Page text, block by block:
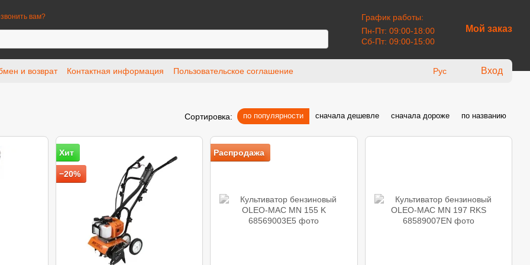
вам?
График работы:
Пн-Пт: 09:00-18:00
Сб-Пт: 09:00-15:00
Мой заказ
и возврат Контактная информация
Пользовательское соглашение
Рус Вход
Сортировка: по популярности сначала дешевле сначала дороже по названию
Хит
−20%
Распродажа